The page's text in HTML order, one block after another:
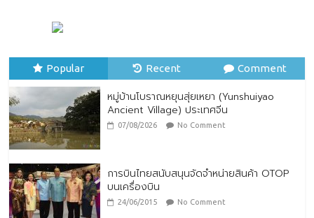
28/07/2026 No Comment
Popular Recent Comment
หมู่บ้านโบราณหยุนสุ่ยเหยา (Yunshuiyao
Ancient Village) ประเทศจีน
07/08/2026 No Comment
การบินไทยสนับสนุนจัดจำหน่ายสินค้า OTOP
บนเครื่องบิน
24/06/2015 No Comment